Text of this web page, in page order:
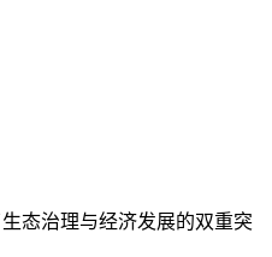
态治理与经济发展的双重突